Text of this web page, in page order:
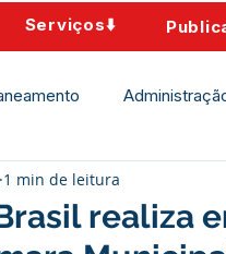
Serviços⬇️
Campanhas
realiza
1 min de leitura